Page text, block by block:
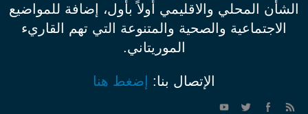
الشأن المحلي والاقليمي أولاً بأول، إضافة للمواضيع
الاجتماعية والصحية والمتنوعة التي تهم القاريء
الموريتاني.
الإتصال بنا: إضغط هنا